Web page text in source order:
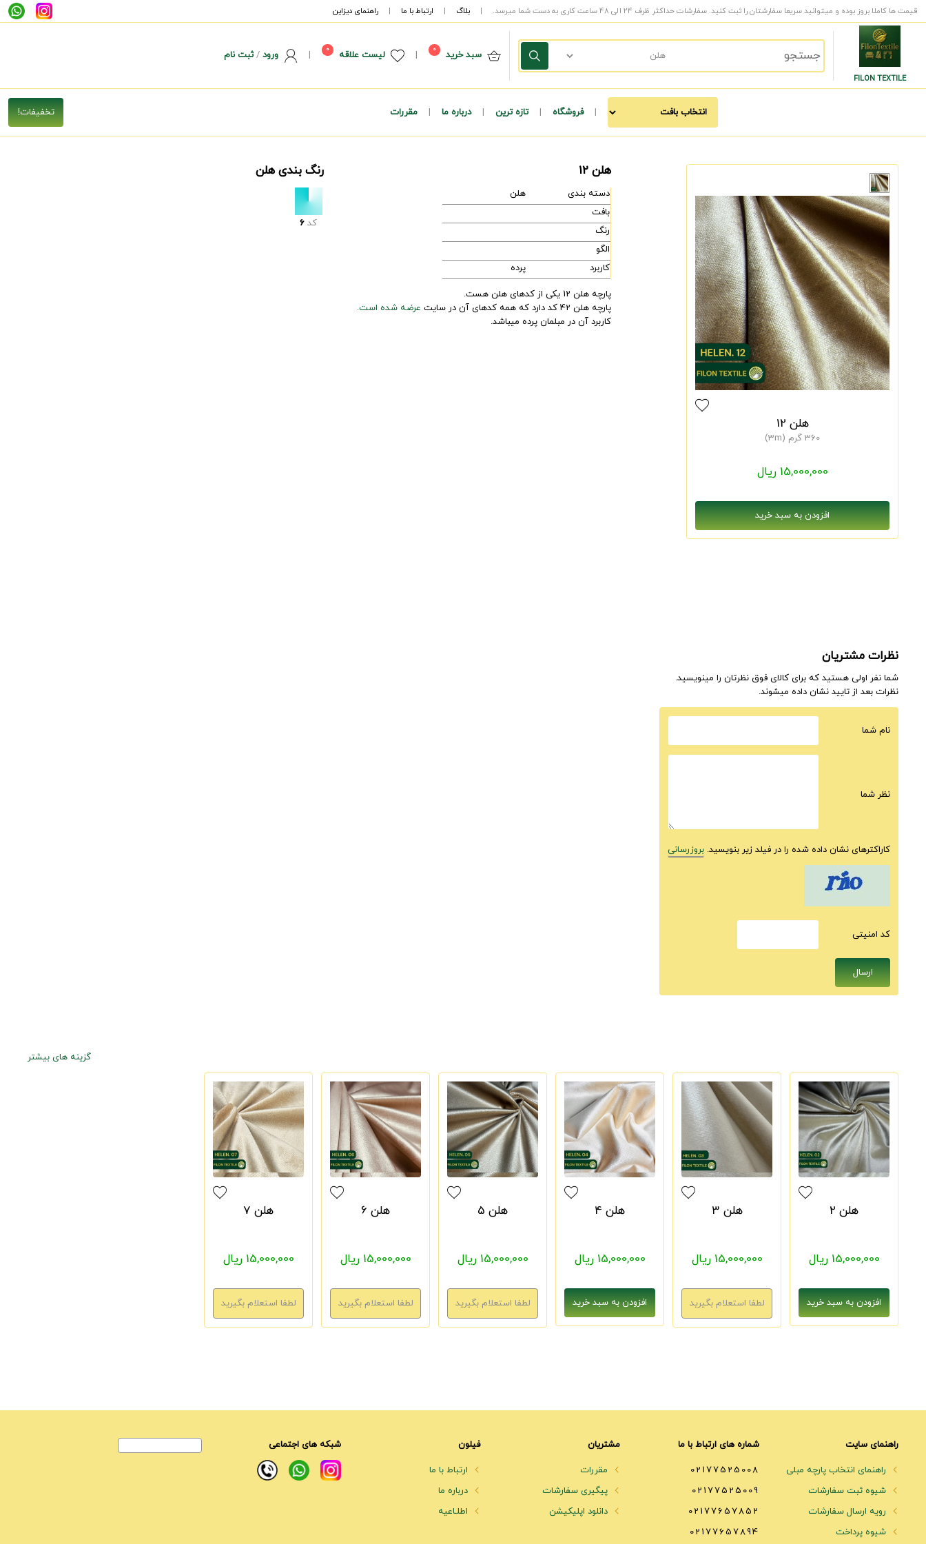
قیمت ها کاملا بروز بوده و میتوانید سریعا سفارشتان را ثبت کنید. سفارشات حداکثر ظرف 24 الی 48 ساعت کاری به دست شما میرسد. | بلاگ | ارتباط با ما | راهنمای دیزاین
FILON TEXTILE
سبد خرید 0
| لیست علاقه 0
| ورود/ثبت نام
| فروشگاه | تازه ترین | درباره ما | مقررات
هلن 12
360 گرم (3m)
15,000,000 ریال
هلن 12
دسته بندی
هلن
بافت
رنگ
الگو
کاربرد
پرده
پارچه هلن 12 یکی از کدهای هلن هست.
پارچه هلن 42 کد دارد که همه کدهای آن در سایت
عرضه شده است.
کاربرد آن در مبلمان پرده میباشد.
رنگ بندی هلن
کد 6
نظرات مشتریان
شما نفر اولی هستید که برای کالای فوق نظرتان را مینویسید.
نظرات بعد از تایید نشان داده میشوند.
نام شما
نظر شما
کاراکترهای نشان داده شده را در فیلد زیر بنویسید. بروزرسانی
كد امنيتى
گزینه های بیشتر
هلن 2
15,000,000 ریال
هلن 3
15,000,000 ریال
هلن 4
15,000,000 ریال
هلن 5
15,000,000 ریال
هلن 6
15,000,000 ریال
هلن 7
15,000,000 ریال
راهنمای سایت
راهنمای انتخاب پارچه مبلی
شیوه ثبت سفارشات
رویه ارسال سفارشات
شیوه پرداخت
شماره های ارتباط با ما
02177525008
02177525009
02177657852
02177657894
مشتریان
مقررات
پیگیری سفارشات
دانلود اپلیکیشن
فیلون
ارتباط با ما
درباره ما
اطلـاعیه
شبکه های اجتماعی